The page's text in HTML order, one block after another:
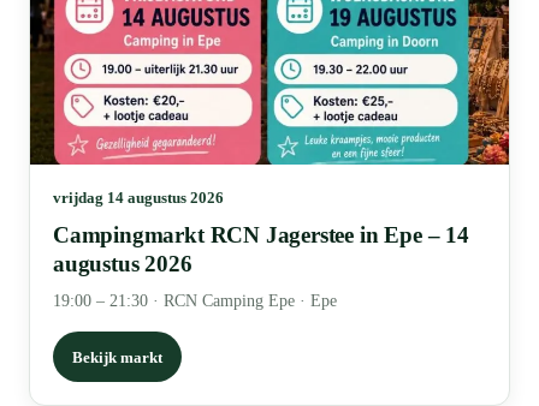
vrijdag 14 augustus 2026
Campingmarkt RCN Jagerstee in Epe – 14
augustus 2026
19:00 – 21:30 · RCN Camping Epe · Epe
Bekijk markt